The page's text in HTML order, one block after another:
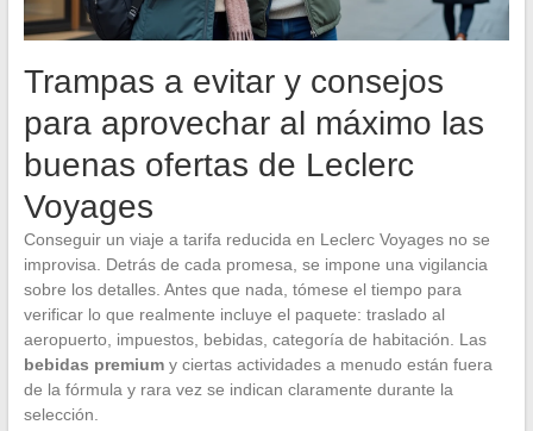
Trampas a evitar y consejos
para aprovechar al máximo las
buenas ofertas de Leclerc
Voyages
Conseguir un viaje a tarifa reducida en Leclerc Voyages no se
improvisa. Detrás de cada promesa, se impone una vigilancia
sobre los detalles. Antes que nada, tómese el tiempo para
verificar lo que realmente incluye el paquete: traslado al
aeropuerto, impuestos, bebidas, categoría de habitación. Las
bebidas premiumy ciertas actividades a menudo están fuera
de la fórmula y rara vez se indican claramente durante la
selección.